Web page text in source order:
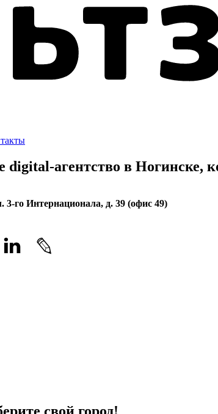
агентство в Ногинске,
3-го Интернационала, д. 39 (офис 49)